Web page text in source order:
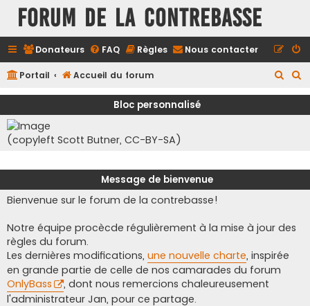
FORUM DE LA CONTREBASSE
Donateurs FAQ Règles Nous contacter
Portail Accueil du forum
e
e
Bloc personnalisé
(copyleft Scott Butner, CC-BY-SA)
Message de bienvenue
Bienvenue sur le forum de la contrebasse!
Notre équipe procècde régulièrement à la mise à jour des
règles du forum.
Les dernières modifications, une nouvelle charte, inspirée
en grande partie de celle de nos camarades du forum
OnlyBass
, dont nous remercions chaleureusement
l'administrateur Jan, pour ce partage.